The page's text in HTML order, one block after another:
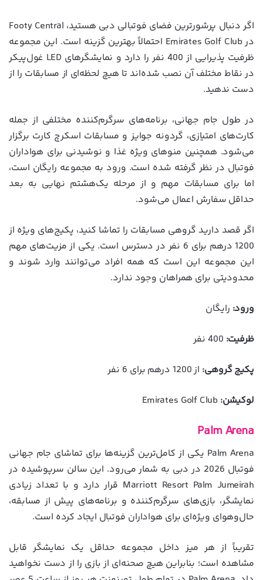
اگر دنبال پرشورترین فضای فوتبالی دبی هستید، Footy Central
در Emirates Golf Club احتمالاً بهترین گزینه است. این مجموعه
ظرفیت پذیرایی از 400 نفر را دارد و نمایشگرهای LED غول‌پیکر
در نقاط مختلف آن نصب شده‌اند تا هیچ لحظه‌ای از مسابقات را از
دست ندهید.
در طول جام جهانی، برنامه‌های سرگرم‌کننده مختلفی از جمله
کارت‌های امتیازی، گردونه جوایز و مسابقات اسکرچ کارت برگزار
می‌شود. همچنین منوهای ویژه غذا و نوشیدنی برای هواداران
فوتبال در نظر گرفته شده است. ورود به مجموعه رایگان است،
اما برای مسابقات مهم و از مرحله یک‌هشتم نهایی به بعد
حداقل سفارش اعمال می‌شود.
اگر قصد دارید گروهی مسابقات را تماشا کنید، پکیج‌های ویژه از
1200 درهم برای 6 نفر در دسترس است. یکی از مزیت‌های مهم
این مجموعه این است که همه افراد می‌توانند وارد شوند و
محدودیتی برای همراهان وجود ندارد.
ورود: رایگان
ظرفیت:
پکیج گروهی: از 1200 درهم برای 6 نفر
لوکیشن:
Palm Arena
Palm Arena یکی از کامل‌ترین گزینه‌ها برای تماشای جام جهانی
فوتبال 2026 در دبی به شمار می‌رود. این سالن سرپوشیده در
Marriott Resort Palm Jumeirah قرار دارد و با تعداد زیادی
نمایشگر، بازی‌های سرگرم‌کننده و برنامه‌های پیش از مسابقه،
حال‌وهوای ویژه‌ای برای هواداران فوتبال ایجاد کرده است.
تقریباً از هر میز داخل مجموعه حداقل یک نمایشگر قابل
مشاهده است؛ بنابراین هیچ صحنه‌ای از بازی را از دست نخواهید